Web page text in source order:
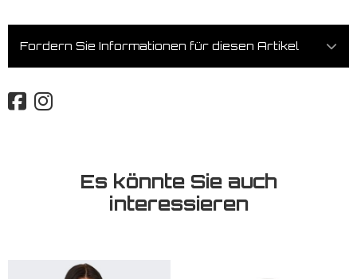
Fordern Sie Informationen für diesen Artikel
Es könnte Sie auch
interessieren